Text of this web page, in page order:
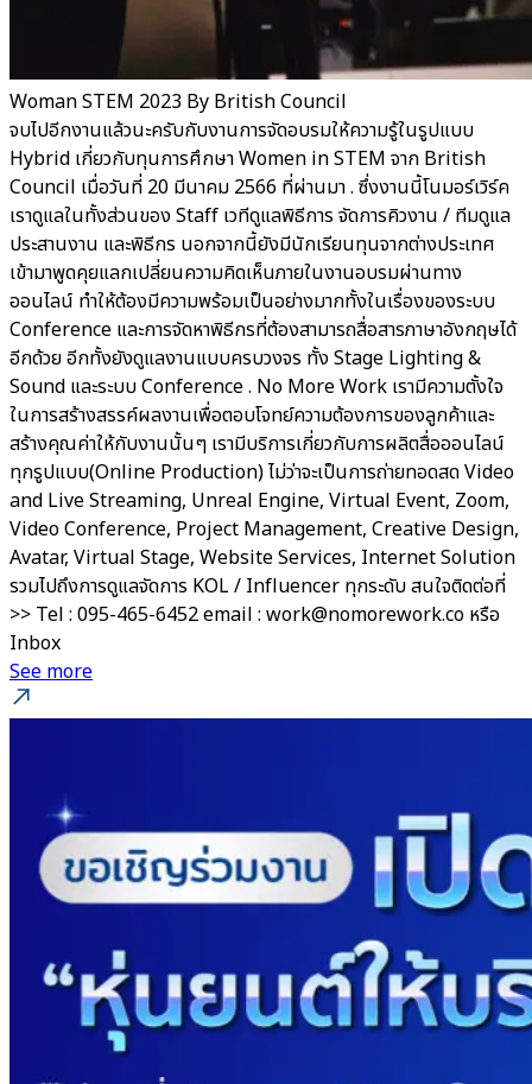
Woman STEM 2023 By British Council
จบไปอีกงานแล้วนะครับกับงานการจัดอบรมให้ความรู้ในรูปแบบ
Hybrid เกี่ยวกับทุนการศึกษา Women in STEM จาก British
Council เมื่อวันที่ 20 มีนาคม 2566 ที่ผ่านมา . ซึ่งงานนี้โนมอร์เวิร์ค
เราดูแลในทั้งส่วนของ Staff เวทีดูแลพิธีการ จัดการคิวงาน / ทีมดูแล
ประสานงาน และพิธีกร นอกจากนี้ยังมีนักเรียนทุนจากต่างประเทศ
เข้ามาพูดคุยแลกเปลี่ยนความคิดเห็นภายในงานอบรมผ่านทาง
ออนไลน์ ทำให้ต้องมีความพร้อมเป็นอย่างมากทั้งในเรื่องของระบบ
Conference และการจัดหาพิธีกรที่ต้องสามารถสื่อสารภาษาอังกฤษได้
อีกด้วย อีกทั้งยังดูแลงานแบบครบวงจร ทั้ง Stage Lighting &
Sound และระบบ Conference . No More Work เรามีความตั้งใจ
ในการสร้างสรรค์ผลงานเพื่อตอบโจทย์ความต้องการของลูกค้าและ
สร้างคุณค่าให้กับงานนั้นๆ เรามีบริการเกี่ยวกับการผลิตสื่อออนไลน์
ทุกรูปแบบ(Online Production) ไม่ว่าจะเป็นการถ่ายทอดสด Video
and Live Streaming, Unreal Engine, Virtual Event, Zoom,
Video Conference, Project Management, Creative Design,
Avatar, Virtual Stage, Website Services, Internet Solution
รวมไปถึงการดูแลจัดการ KOL / Influencer ทุกระดับ สนใจติดต่อที่
>> Tel : 095-465-6452 email : work@nomorework.co หรือ
Inbox
See more